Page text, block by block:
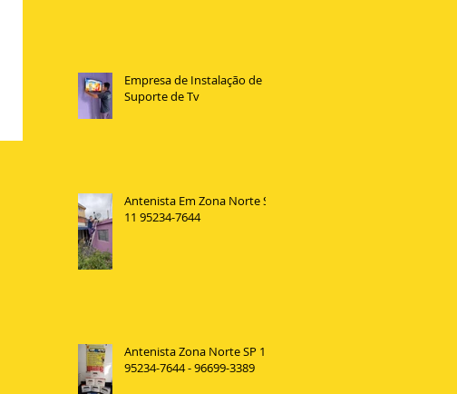
Empresa de Instalação de
Suporte de Tv
Antenista Em Zona Norte SP
11 95234-7644
Antenista Zona Norte SP 11
95234-7644 - 96699-3389